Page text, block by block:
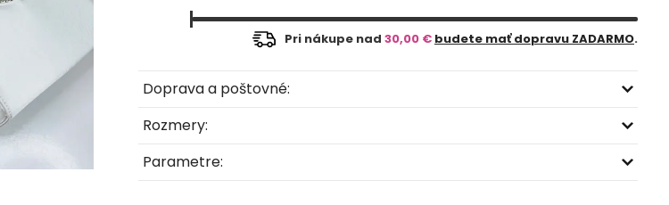
Pri nákupe nad 30,00 € budete mať dopravu ZADARMO.
Doprava a poštovné:
Rozmery:
Parametre: